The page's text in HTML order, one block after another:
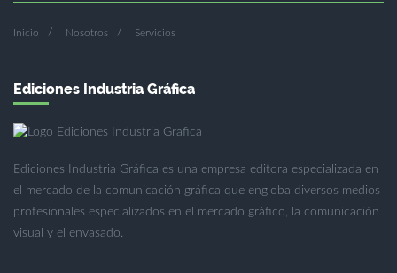
Inicio Nosotros Servicios
Ediciones Industria Gráfica
Ediciones Industria Gráfica es una empresa editora especializada en
el mercado de la comunicación gráfica que engloba diversos medios
profesionales especializados en el mercado gráfico, la comunicación
visual y el envasado.